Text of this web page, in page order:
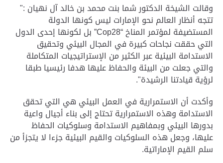
وقالت الشيخة الدكتور شما بنت محمد بن خالد آل نهيان :"
تتجه أنظار العالم نحو الإمارات ليس كونها الدولة
المستضيفة لمؤتمر المناخ “Cop28” بل لكونها إحدى الدول
التي حققت نجاحات كبيرة في المجال البيئي وتحقيق
الاستدامة البيئية عبر الكثير من الإستراتيجيات المتكاملة
والتي جعلت من البيئة والحفاظ عليها هدفا رئيسيا طبقا
لرؤية قيادتنا الرشيدة".
وأكدت أن الاستمرارية في العمل البيئي هي التي تحقق
الاستدامة وهذه الاستمرارية تحتاج إلى بناء أجيال واعية
بدورها البيئي وبمفاهيم الاستدامة وسلوكيات الحفاظ
عليها، وجعل هذه السلوكيات والقيم البيئية جزءا لا يتجزأ من
سلم القيم الإماراتية.